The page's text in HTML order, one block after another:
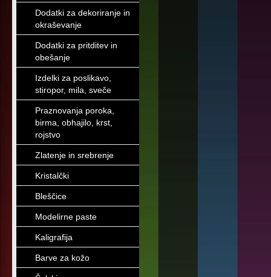
Dodatki za dekoriranje in
okraševanje
Dodatki za pritditev in
obešanje
Izdelki za poslikavo,
stiropor, mila, sveče
Praznovanja poroka,
birma, obhajilo, krst,
rojstvo
Zlatenje in srebrenje
Kristalčki
Bleščice
Modelirne paste
Kaligrafija
Barve za kožo